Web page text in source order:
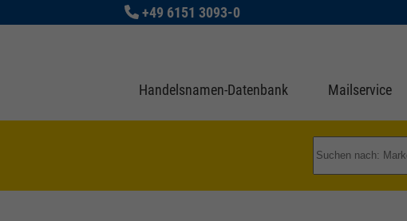
+49 6151 3093-0
Handelsnamen-Datenbank Mailservice